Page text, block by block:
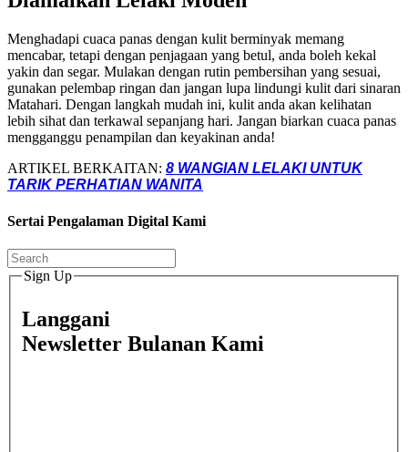
Menghadapi cuaca panas dengan kulit berminyak memang
mencabar, tetapi dengan penjagaan yang betul, anda boleh kekal
yakin dan segar. Mulakan dengan rutin pembersihan yang sesuai,
gunakan pelembap ringan dan jangan lupa lindungi kulit dari sinaran
Matahari. Dengan langkah mudah ini, kulit anda akan kelihatan
lebih sihat dan terkawal sepanjang hari. Jangan biarkan cuaca panas
mengganggu penampilan dan keyakinan anda!
ARTIKEL BERKAITAN: 8 WANGIAN LELAKI UNTUK
TARIK PERHATIAN WANITA
Sertai Pengalaman Digital Kami
Sign Up
Langgani
Newsletter Bulanan Kami